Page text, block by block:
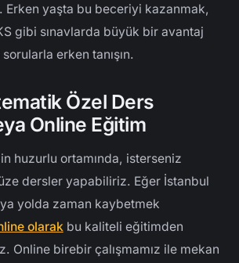
Erken yaşta bu beceriyi kazanmak,
gibi sınavlarda büyük bir avantaj
erken tanışın.
Özel Ders
Online Eğitim
huzurlu ortamında, isterseniz
dersler yapabiliriz. Eğer İstanbul
yolda zaman kaybetmek
olarakbu kaliteli eğitimden
Online birebir çalışmamız ile mekan